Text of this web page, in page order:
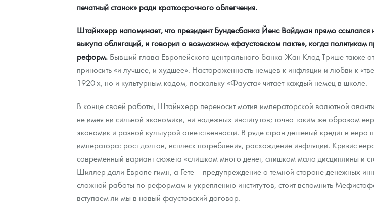
печатный станок» ради краткосрочного облегчения.
Штайнхерр напоминает, что президент Бундесбанка Йенс Вайдман прямо
выкупа облигаций, и говорил о возможном «фаустовском пакте», когда политикам
реформ. Бывший глава Европейского центрального банка Жан-Клод Трише также
приносить «и лучшее, и худшее». Настороженность немцев к инфляции и любви к
1920-х, но и культурным кодом, поскольку «Фауста» читает каждый немец в школе.
В конце своей работы, Штайнхерр переносит мотив императорской валютной
не имея ни сильной экономики, ни надежных институтов; точно таким же образом
экономик и разной культурой ответственности. В ряде стран дешевый кредит в
императора: рост долгов, всплеск потребления, расхождение инфляции. Кризис
современный вариант сюжета «слишком много денег, слишком мало дисциплины и
Шиллер дали Европе гимн, а Гете — предупреждение о темной стороне денежных
сложной работы по реформам и укреплению институтов, стоит вспомнить
вступаем ли мы в новый фаустовский договор.